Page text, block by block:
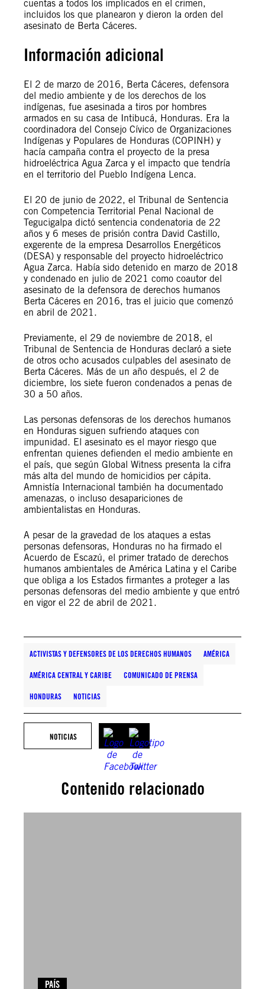
cuentas a todos los implicados en el crimen,
incluidos los que planearon y dieron la orden del
asesinato de Berta Cáceres.
Información adicional
El 2 de marzo de 2016, Berta Cáceres, defensora
del medio ambiente y de los derechos de los
indígenas, fue asesinada a tiros por hombres
armados en su casa de Intibucá, Honduras. Era la
coordinadora del Consejo Cívico de Organizaciones
Indígenas y Populares de Honduras (COPINH) y
hacía campaña contra el proyecto de la presa
hidroeléctrica Agua Zarca y el impacto que tendría
en el territorio del Pueblo Indígena Lenca.
El 20 de junio de 2022, el Tribunal de Sentencia
con Competencia Territorial Penal Nacional de
Tegucigalpa dictó sentencia condenatoria de 22
años y 6 meses de prisión contra David Castillo,
exgerente de la empresa Desarrollos Energéticos
(DESA) y responsable del proyecto hidroeléctrico
Agua Zarca. Había sido detenido en marzo de 2018
y condenado en julio de 2021 como coautor del
asesinato de la defensora de derechos humanos
Berta Cáceres en 2016, tras el juicio que comenzó
en abril de 2021.
Previamente, el 29 de noviembre de 2018, el
Tribunal de Sentencia de Honduras declaró a siete
de otros ocho acusados culpables del asesinato de
Berta Cáceres. Más de un año después, el 2 de
diciembre, los siete fueron condenados a penas de
30 a 50 años.
Las personas defensoras de los derechos humanos
en Honduras siguen sufriendo ataques con
impunidad. El asesinato es el mayor riesgo que
enfrentan quienes defienden el medio ambiente en
el país, que según Global Witness presenta la cifra
más alta del mundo de homicidios per cápita.
Amnistía Internacional también ha documentado
amenazas, o incluso desapariciones de
ambientalistas en Honduras.
A pesar de la gravedad de los ataques a estas
personas defensoras, Honduras no ha firmado el
Acuerdo de Escazú, el primer tratado de derechos
humanos ambientales de América Latina y el Caribe
que obliga a los Estados firmantes a proteger a las
personas defensoras del medio ambiente y que entró
en vigor el 22 de abril de 2021.
ACTIVISTAS Y DEFENSORES DE LOS DERECHOS HUMANOS AMÉRICA
AMÉRICA CENTRAL Y CARIBE COMUNICADO DE PRENSA
HONDURAS NOTICIAS
NOTICIAS
Contenido relacionado
PAÍS